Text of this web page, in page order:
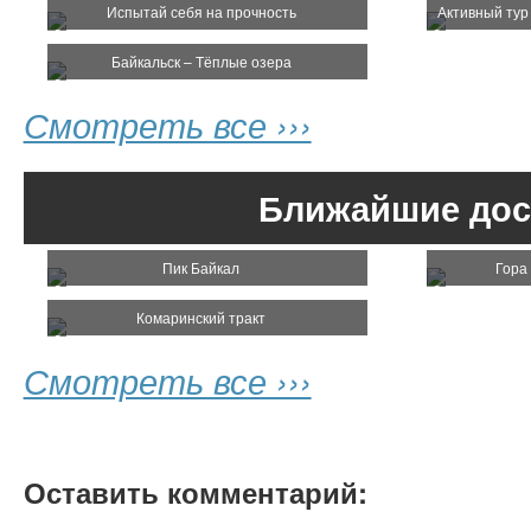
3 день
Завтрак на корабле.
Грандиозный глубоководный каньон, увидеть который по
Погружение у правого «Бурун-Буде» - каньон, уступчатый свал,
Ночевка у пляжа «Отстойный».
Погружение возле мыса Ижимей, рядом с самой высокой
Испытай себя на прочность Активный
Байкальск – Тёплые озера
Смотреть все ›››
Ближайшие
Пик Байкал
Комаринский тракт
Смотреть все ›››
Оставить комментарий: